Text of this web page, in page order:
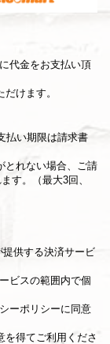
代金をお支払い頂
けます。
払い期限は請求書
とれない場合、ご請
す。（最大3回、
供する決済サービ
ビスの範囲内で個
ーポリシーに同意
を得てご利用くださ